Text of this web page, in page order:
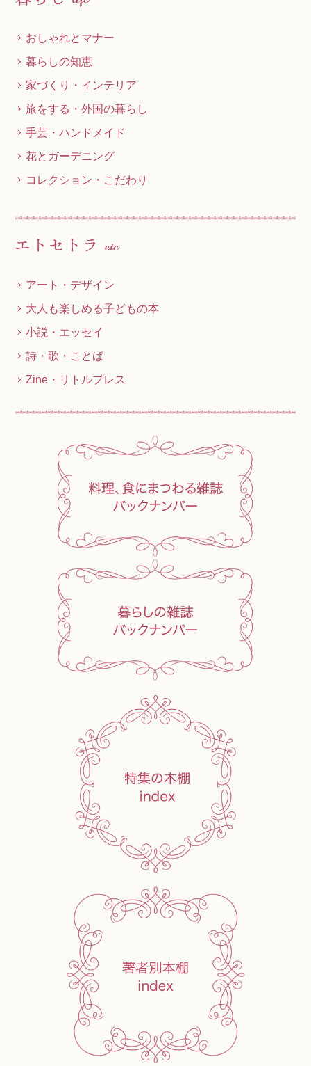
おしゃれとマナー
暮らしの知恵
家づくり・インテリア
旅をする・外国の暮らし
手芸・ハンドメイド
花とガーデニング
コレクション・こだわり
アート・デザイン
大人も楽しめる子どもの本
小説・エッセイ
詩・歌・ことば
Zine・リトルプレス